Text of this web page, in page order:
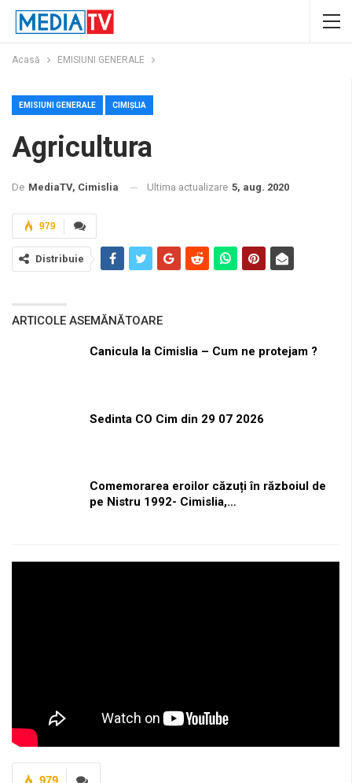
Acasă EMISIUNI GENERALE
EMISIUNI GENERALE CIMIȘLIA
Agricultura
De MediaTV, Cimislia Ultima actualizare 5, aug. 2020
979
Distribuie
ARTICOLE ASEMĂNĂTOARE
Canicula la Cimislia – Cum ne protejam ?
Sedinta CO Cim din 29 07 2026
Comemorarea eroilor căzuți în războiul de
pe Nistru 1992- Cimislia,…
979